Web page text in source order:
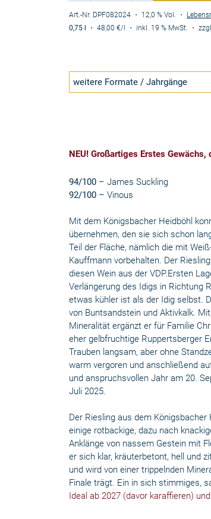
Art.-Nr. DPF082024 ・ 12,0 % Vol. ・
0,75 l ・48,00 €/l ・ inkl. 19 % MwSt. ・
weitere Formate / Jahrgänge
NEU! Großartiges Erstes
94/100 – James Suckling
92/100 – Vinous
Mit dem Königsbacher Heidböhl
übernehmen, den sie sich schon
Teil der Fläche, nämlich die mit
Kauffmann vorbehalten. Der
diesen Wein aus der VDP.Ersten
Verlängerung des Idigs in Richtung
etwas kühler ist als der Idig selbst.
von Buntsandstein und Aktivkalk.
Mineralität ergänzt er für Familie
eher gelbfruchtige Ruppertsberger
Trauben langsam, aber ohne
warm vergoren und anschließend
und anspruchsvollen Jahr am 20.
Juli 2025.
Der Riesling aus dem
einige rotbackige, dazu nach
Anklänge von nassem Gestein mit
er sich klar, kräuterbetont, hell und
und wird von einer trippelnden
Finale trägt. Ein in sich stimmiges,
Ideal ab 2027 (davor karaffieren)